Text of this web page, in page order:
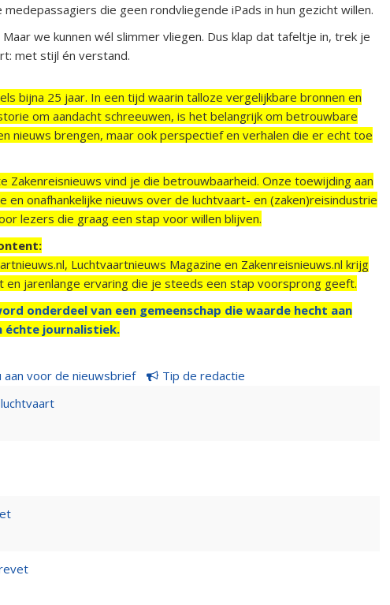
die geen rondvliegende iPads in hun gezicht willen.
we kunnen wél slimmer vliegen. Dus klap dat tafeltje in, trek je
met stijl én verstand.
bijna 25 jaar. In een tijd waarin talloze vergelijkbare bronnen en
om aandacht schreeuwen, is het belangrijk om betrouwbare
nieuws brengen, maar ook perspectief en verhalen die er echt toe
Zakenreisnieuws vind je die betrouwbaarheid. Onze toewijding aan
en onafhankelijke nieuws over de luchtvaart- en (zaken)reisindustrie
lezers die graag een stap voor willen blijven.
Luchtvaartnieuws Magazine en Zakenreisnieuws.nl krijg
jarenlange ervaring die je steeds een stap voorsprong geeft.
onderdeel van een gemeenschap die waarde hecht aan
journalistiek.
aan voor de nieuwsbrief
Tip de redactie